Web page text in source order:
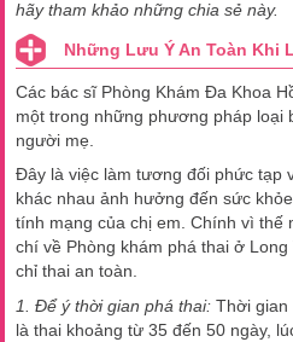
hãy tham khảo những chia sẻ này.
Những Lưu Ý An Toàn Khi
Các bác sĩ Phòng Khám Đa Khoa
một trong những phương pháp loại
người mẹ.
Đây là việc làm tương đối phức tạp
khác nhau ảnh hưởng đến sức
tính mạng của chị em. Chính vì thế
chí về Phòng khám phá thai ở
chỉ thai an toàn.
1. Để ý thời gian phá thai: Thời gian
là thai khoảng từ 35 đến 50 ngày,